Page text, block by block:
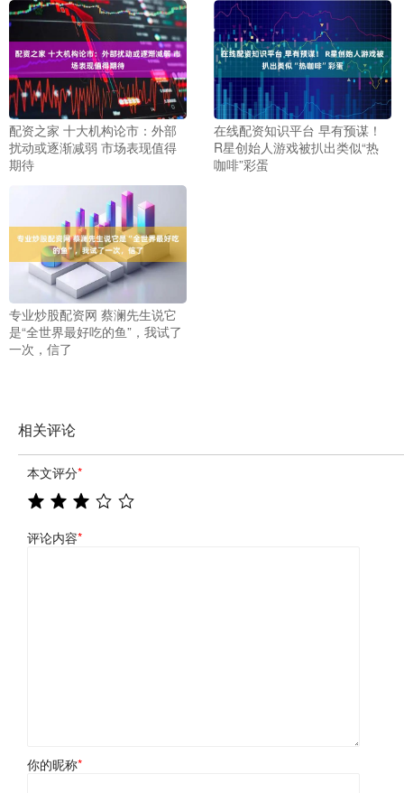
配资之家 十大机构论市：外部
扰动或逐渐减弱 市场表现值得
期待
在线配资知识平台 早有预谋！
R星创始人游戏被扒出类似“热
咖啡”彩蛋
专业炒股配资网 蔡澜先生说它
是“全世界最好吃的鱼”，我试了
一次，信了
相关评论
本文评分*
评论内容*
你的昵称*